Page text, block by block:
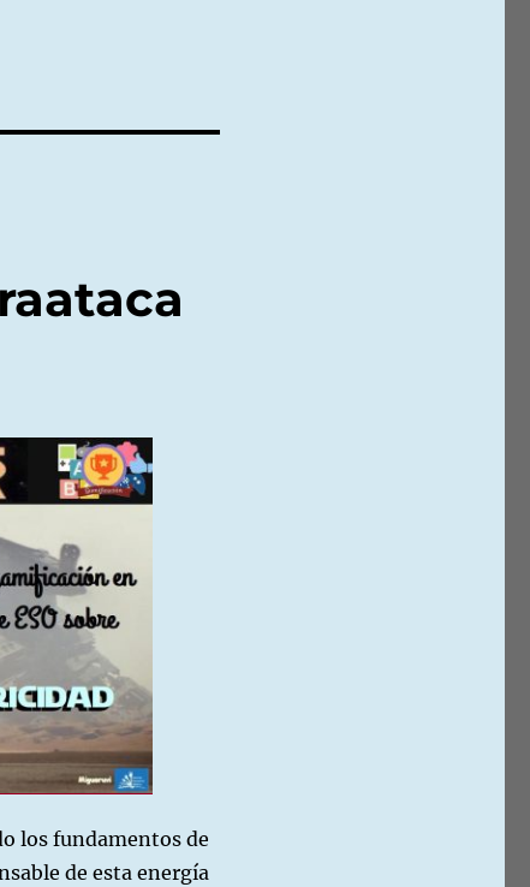
los fundamentos de
de esta energía